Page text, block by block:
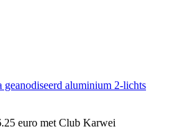
aluminium 2-lichts
euro met Club Karwei